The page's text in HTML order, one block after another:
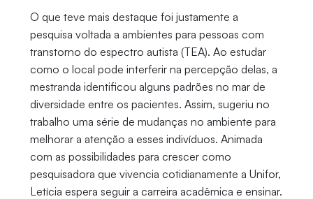
O que teve mais destaque foi justamente a
pesquisa voltada a ambientes para pessoas com
transtorno do espectro autista (TEA). Ao estudar
como o local pode interferir na percepção delas, a
mestranda identificou alguns padrões no mar de
diversidade entre os pacientes. Assim, sugeriu no
trabalho uma série de mudanças no ambiente para
melhorar a atenção a esses indivíduos. Animada
com as possibilidades para crescer como
pesquisadora que vivencia cotidianamente a Unifor,
Letícia espera seguir a carreira acadêmica e ensinar.